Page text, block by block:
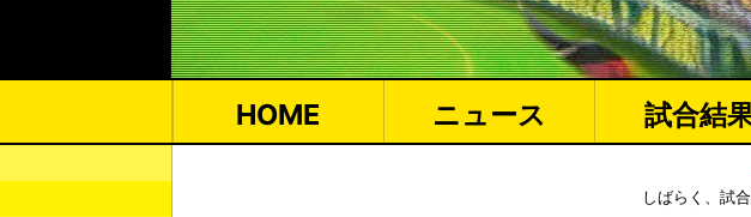
HOME ニュース 試合結
しばらく、試